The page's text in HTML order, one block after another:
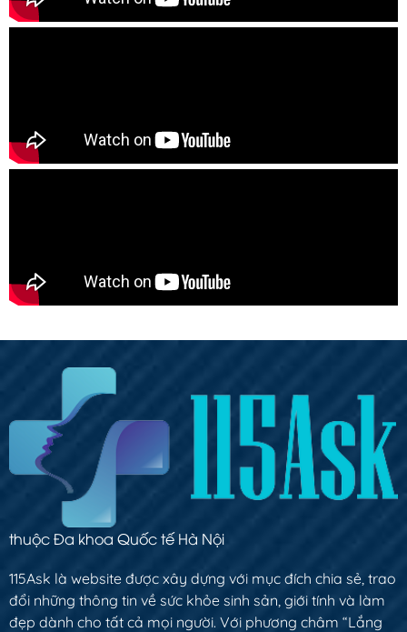
thuộc Đa khoa Quốc tế Hà Nội
115Ask là website được xây dựng với mục đích chia sẻ, trao
đổi những thông tin về sức khỏe sinh sản, giới tính và làm
đẹp dành cho tất cả mọi người. Với phương châm “Lắng